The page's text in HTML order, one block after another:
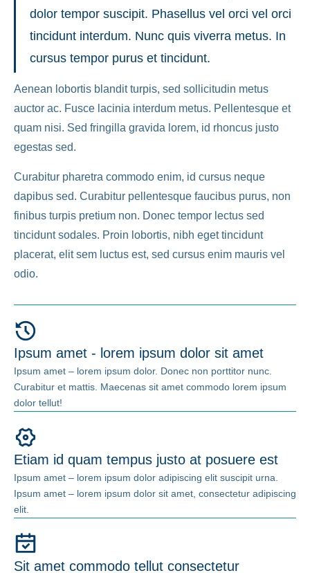
dolor tempor suscipit. Phasellus vel orci vel orci
tincidunt interdum. Nunc quis viverra metus. In
cursus tempor purus et tincidunt.
Aenean lobortis blandit turpis, sed sollicitudin metus
auctor ac. Fusce lacinia interdum metus. Pellentesque et
quam nisi. Sed fringilla gravida lorem, id rhoncus justo
egestas sed.
Curabitur pharetra commodo enim, id cursus neque
dapibus sed. Curabitur pellentesque faucibus purus, non
finibus turpis pretium non. Donec tempor lectus sed
tincidunt sodales. Proin lobortis, nibh eget tincidunt
placerat, elit sem luctus est, sed cursus enim mauris vel
odio.
Ipsum amet - lorem ipsum dolor sit amet
Ipsum amet – lorem ipsum dolor. Donec non porttitor nunc.
Curabitur et mattis. Maecenas sit amet commodo lorem ipsum
dolor tellut!
Etiam id quam tempus justo at posuere est
Ipsum amet – lorem ipsum dolor adipiscing elit suscipit urna.
Ipsum amet – lorem ipsum dolor sit amet, consectetur adipiscing
elit.
Sit amet commodo tellut consectetur